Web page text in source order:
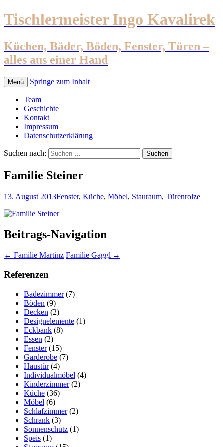
Tischlermeister Ingo Kavalirek
Küchen, Bäder, Böden, Fenster, Türen –
alles aus einer Hand
Menü Springe zum Inhalt
Team
Geschichte
Kontakt
Impressum
Datenschutzerklärung
Suchen nach:
Familie Steiner
13. August 2013Fenster, Küche, Möbel, Stauraum, Türenrolze
Beitrags-Navigation
← Familie Martinz Familie Gaggl →
Referenzen
Badezimmer(7)
Böden (9)
Decken (2)
Designelemente (1)
Eckbank (8)
Essen (2)
Fenster(15)
Garderobe (7)
Haustür(4)
Individualmöbel (4)
Kinderzimmer(2)
Küche (36)
Möbel (6)
Schlafzimmer(2)
Schrank (3)
Sonnenschutz (1)
Speis (1)